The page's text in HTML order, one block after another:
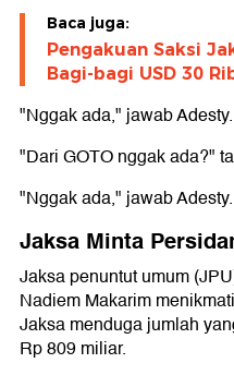
Baca juga:
Pengakuan Saksi
Bagi-bagi USD 30
"Nggak ada," jawab Adesty.
"Dari GOTO nggak ada?"
"Nggak ada," jawab Adesty.
Jaksa Minta
Jaksa penuntut umum
Nadiem Makarim
Jaksa menduga jumlah
Rp 809 miliar.